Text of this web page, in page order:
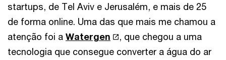
startups, de Tel Aviv e Jerusalém, e mais de 25
de forma online. Uma das que mais me chamou a
atenção foi a Watergen
, que chegou a uma
tecnologia que consegue converter a água do ar